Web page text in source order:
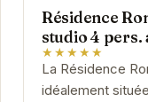
Résidence
studio 4 pers.
★★★★★
La Résidence
idéalement